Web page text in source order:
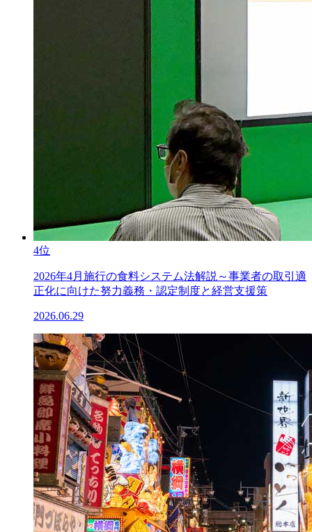
4位
2026年4月施行の食料システム法解説～事業者の取引適
正化に向けた努力義務・認定制度と経営支援策
2026.06.29